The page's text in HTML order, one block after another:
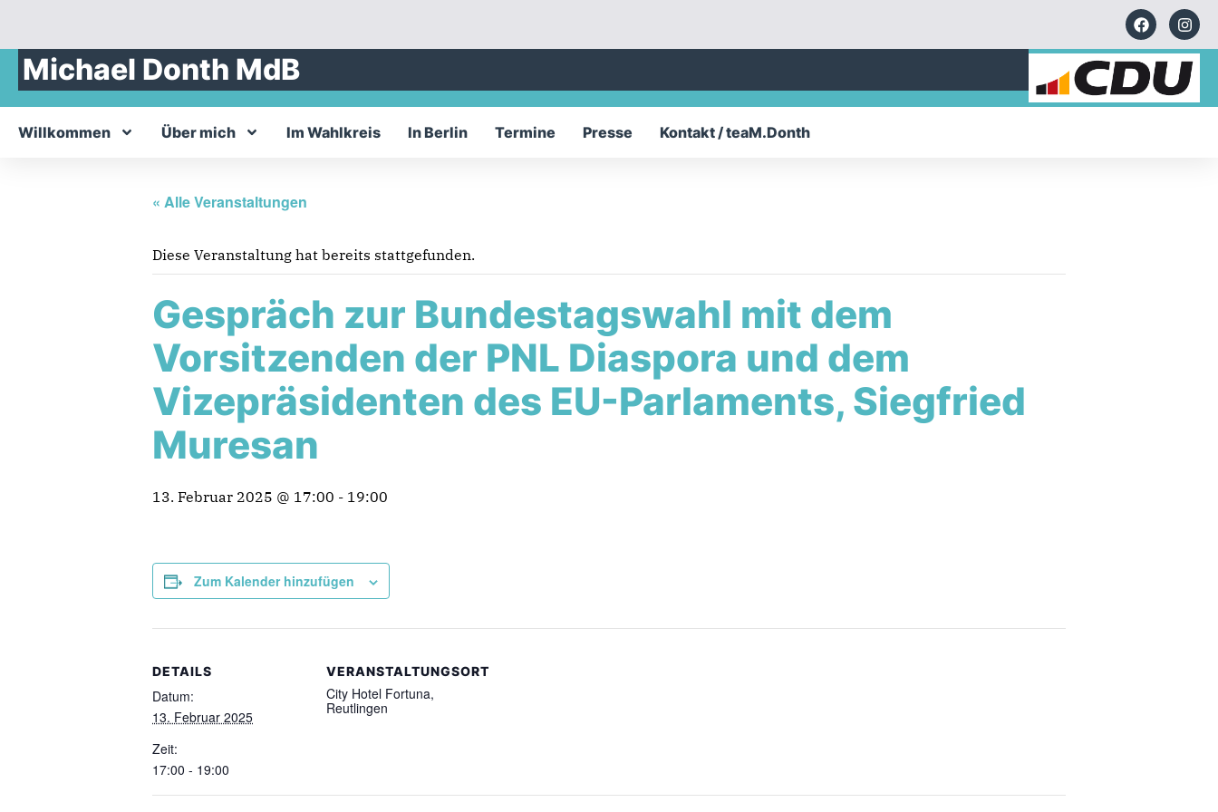
Michael Donth MdB
Willkommen Über mich Im Wahlkreis In Berlin Termine Presse Kontakt / teaM.Donth
« Alle Veranstaltungen
Diese Veranstaltung hat bereits stattgefunden.
Gespräch zur Bundestagswahl mit dem
Vorsitzenden der PNL Diaspora und dem
Vizepräsidenten des EU-Parlaments, Siegfried
Muresan
13. Februar 2025 @ 17:00 - 19:00
Zum Kalender hinzufügen
DETAILS
Datum:
13. Februar 2025
Zeit:
17:00 - 19:00
VERANSTALTUNGSORT
City Hotel Fortuna,
Reutlingen